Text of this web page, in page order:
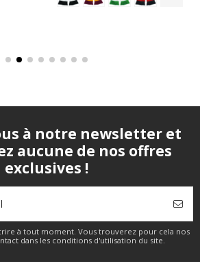
à notre newsletter et
aucune de nos offres
exclusives !
à tout moment. Vous trouverez pour cela nos
dans les conditions d'utilisation du site.